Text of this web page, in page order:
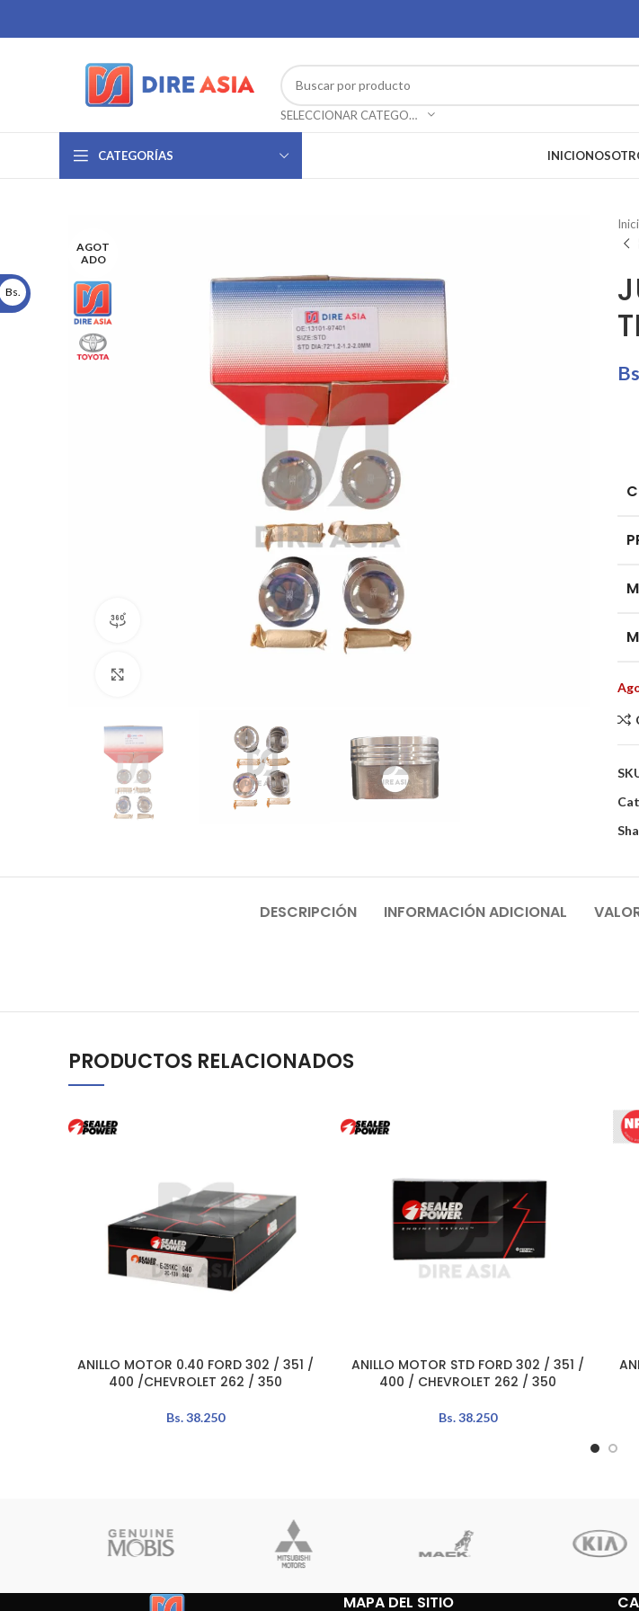
SELECCIONAR CATEGORÍA
CATEGORÍAS INICIO
AGOT
ADO
DESCRIPCIÓN INFORMACIÓN ADICIONAL
PRODUCTOS RELACIONADOS
AÑADIR AL CARRITO
ANILLO MOTOR 0.40 FORD 302 / 351 /
400 /CHEVROLET 262 / 350
Bs.38.250
AÑADIR AL CARRITO
ANILLO MOTOR STD FORD 302 / 351 /
400 / CHEVROLET 262 / 350
Bs.38.250
MAPA DEL SITIO
Bs.